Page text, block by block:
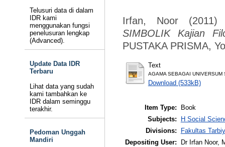
Telusuri data di dalam
IDR kami
menggunakan fungsi
penelusuran lengkap
(Advanced).
Update Data IDR
Terbaru
Lihat data yang sudah
kami tambahkan ke
IDR dalam seminggu
terakhir.
Pedoman Unggah
Mandiri
Irfan, Noor
SIMBOLIK Kajian
PUSTAKA PRISMA,
Text
AGAMA SEBAGAI UNIVERSUM
Download (533kB)
Item Type:
Book
Subjects:
H Social
Divisions:
Fakultas
Depositing User:
Dr Irfan Noor,